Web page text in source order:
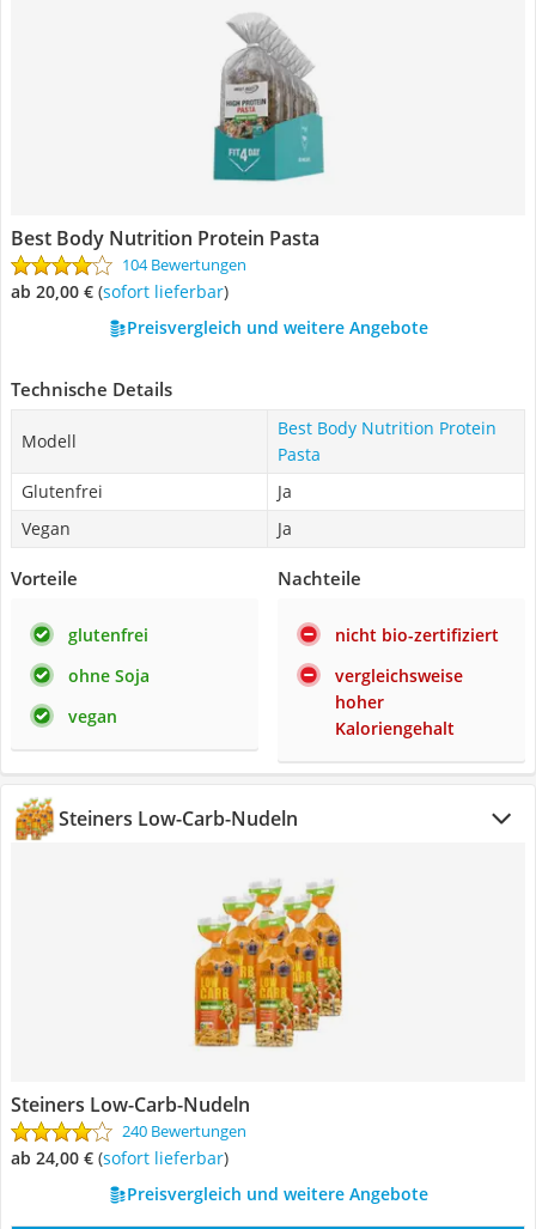
Best Body Nutrition Protein Pasta
104 Bewertungen
ab 20,00 € ( Sofort lieferbar)
Preisvergleich und weitere Angebote
Technische Details
Modell
Best Body Nutrition Protein
Pasta
Glutenfrei
Ja
Vegan
Ja
Vorteile
glutenfrei
ohne Soja
vegan
Nachteile
nicht bio-zertifiziert
vergleichsweise
hoher
Kaloriengehalt
Steiners Low-Carb-Nudeln
Steiners Low-Carb-Nudeln
240 Bewertungen
ab 24,00 € ( Sofort lieferbar)
Preisvergleich und weitere Angebote